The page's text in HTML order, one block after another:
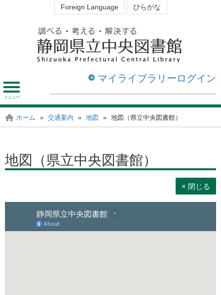
Foreign Language ひらがな
マイライブラリーログイン
メ
ニ
ュ
ー
資料を探す・調べる
図書館を利用する
静岡の図書館
ホーム » 交通案内 » 地図 » 地図（県立中央図書館）
地図（県立中央図書館）
× 閉じる